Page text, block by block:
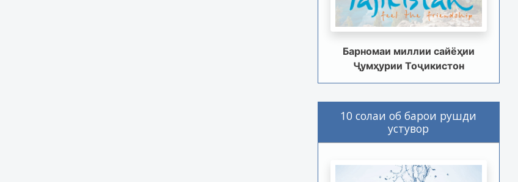
Барномаи миллии сайёҳии
Ҷумҳурии Тоҷикистон
10 солаи об барои рушди
устувор